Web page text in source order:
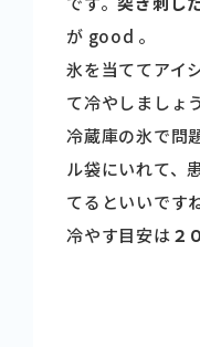
採用情報
が good 。
氷を当ててアイ
て冷やしましょう
冷蔵庫の氷で問
ル袋にいれて、
てるといいです
冷やす目安は２